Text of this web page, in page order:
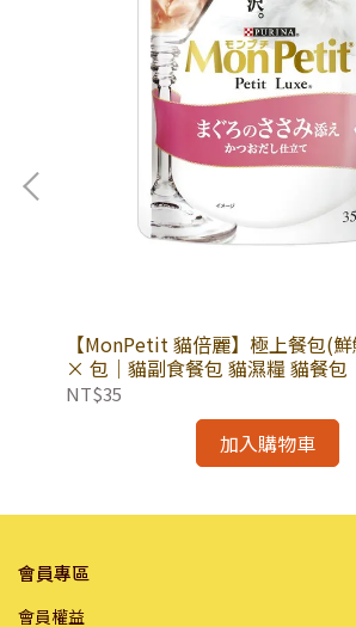
【MonPetit 貓倍麗】極上餐包(
× 包｜貓副食餐包 貓濕糧 貓餐包
NT$35
加入購物車
會員專區
會員權益